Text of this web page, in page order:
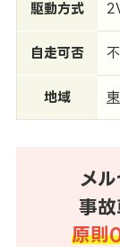
駆動方式
自走可否
地域
メ
事
原則